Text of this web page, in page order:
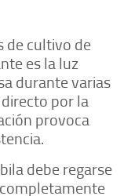
de cultivo de
es la luz
durante varias
por la
provoca
debe regarse